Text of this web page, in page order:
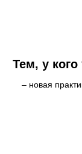
Тем, у
– новая